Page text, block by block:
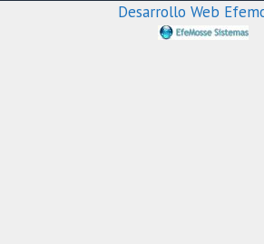
Desarrollo Web